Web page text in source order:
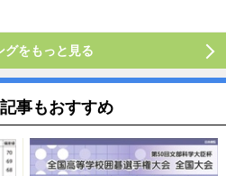
グをもっと見る
事もおすすめ